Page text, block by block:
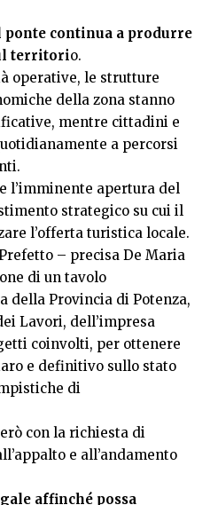
ponte continua a produrre
territorio.
operative, le strutture
della zona stanno
mentre cittadini e
a percorsi
l’imminente apertura del
strategico su cui il
l’offerta turistica locale.
– precisa De Maria
di un tavolo
della Provincia di Potenza,
Lavori, dell’impresa
coinvolti, per ottenere
e definitivo sullo stato
di
con la richiesta di
e all’andamento
affinché possa